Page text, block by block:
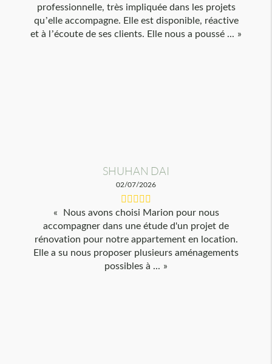
professionnelle, très impliquée dans les projets
qu’elle accompagne. Elle est disponible, réactive
et à l’écoute de ses clients. Elle nous a poussé ...
SHUHAN DAI
02/07/2026
Nous avons choisi Marion pour nous
accompagner dans une étude d'un projet de
rénovation pour notre appartement en location.
Elle a su nous proposer plusieurs aménagements
possibles à ...